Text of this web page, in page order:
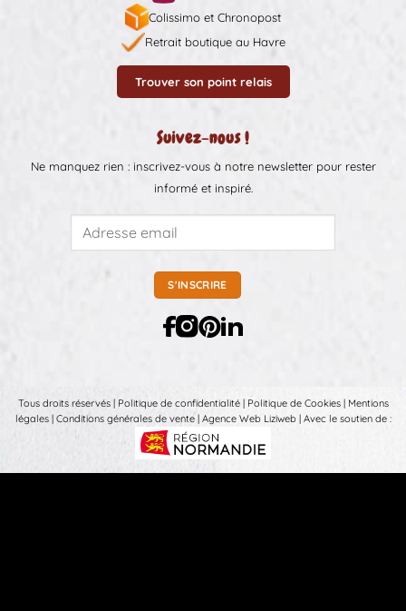
Colissimo et Chronopost
Retrait boutique au Havre
Trouver son point relais
Suivez-nous !
Ne manquez rien : inscrivez-vous à notre newsletter pour rester
informé et inspiré.
Tous droits réservés | Politique de confidentialité| Politique de Cookies| Mentions
légales| Conditions générales de vente| Agence Web Liziweb | Avec le soutien de :